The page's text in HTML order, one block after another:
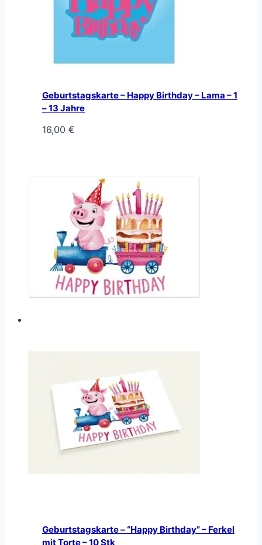
Geburtstagskarte – Happy Birthday – Lama – 1
– 13 Jahre
16,00 €
Geburtstagskarte – “Happy Birthday” – Ferkel
mit Torte – 10 Stk